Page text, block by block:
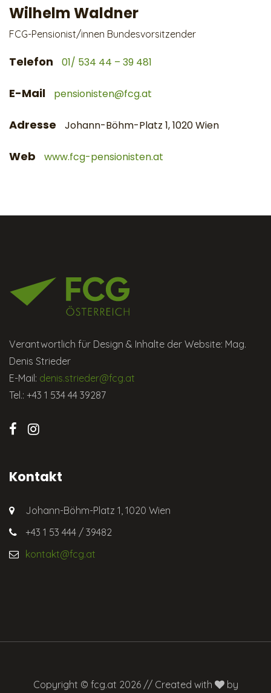
Wilhelm Waldner
FCG-Pensionist/innen Bundesvorsitzender
Telefon 01/ 534 44 – 39 481
E-Mail pensionisten@fcg.at
Adresse Johann-Böhm-Platz 1, 1020 Wien
Web www.fcg-pensionisten.at
Verantwortlich für Design & Inhalte der Website: Mag.
Denis Strieder
E-Mail: denis.strieder@fcg.at
Tel.: +43 1 534 44 39287
Kontakt
Johann-Böhm-Platz 1, 1020 Wien
+43 1 53 444 / 39482
kontakt@fcg.at
Copyright © fcg.at 2026 // Created with by